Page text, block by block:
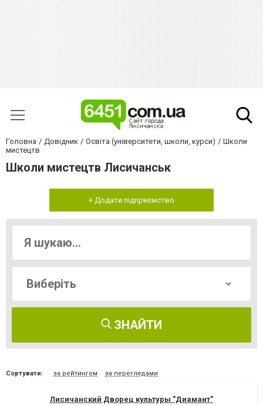
Головна Довідник Освіта (університети, школи, курси)
Школи
мистецтв
Школи мистецтв Лисичанськ
+ Додати підприємство
ЗНАЙТИ
Сортувати: за рейтингом за переглядами
Лисичанский Дворец культуры "Диамант"